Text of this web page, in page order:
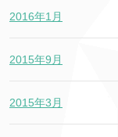
2016年1月
2015年9月
2015年3月